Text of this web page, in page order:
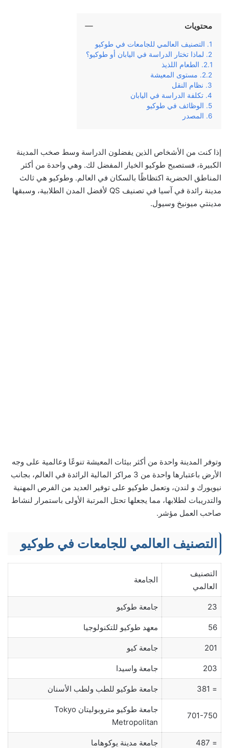
محتويات
التصنيف العالمي للجامعات في طوكيو
لماذا تختار الدراسة في اليابان أو طوكيو؟
الطعام اللذيذ
مستوى المعيشة
نظام النقل
تكلفة الدراسة في اليابان
الوظائف في طوكيو
المصدر
إذا كنت من الأشخاص الذين يفضلون الدراسة وسط صخب المدينة
الكبيرة، فستصبح طوكيو الخيار المفضل لك. وهي واحدة من أكثر
المناطق الحضرية اكتظاظًا بالسكان في العالم. وطوكيو هي ثالث
مدينة رائدة في آسيا في تصنيف QS لأفضل المدن الطلابية، وسبقها
مدينتي ميونيخ وسيول.
وتوفر المدينة واحدة من أكثر بيئات المعيشة تنوعًا وعالمية على وجه
الأرض باعتبارها واحدة من 3 مراكز المالية الرائدة في العالم، بجانب
نيويورك و لندن، وتعمل طوكيو على توفير العديد من الفرص المهنية
والتدريبات لطلابها، مما يجعلها تحتل المرتبة الأولى باستمرار لنشاط
صاحب العمل مؤشر.
التصنيف العالمي للجامعات في طوكيو
التصنيف
العالمي
الجامعة
23 جامعة طوكيو
56 معهد طوكيو للتكنولوجيا
201 جامعة كيو
203 جامعة واسيدا
= 381 جامعة طوكيو للطب ولطب الأسنان
701-750
جامعة طوكيو متروبوليتان Tokyo
Metropolitan
= 487 جامعة مدينة يوكوهاما